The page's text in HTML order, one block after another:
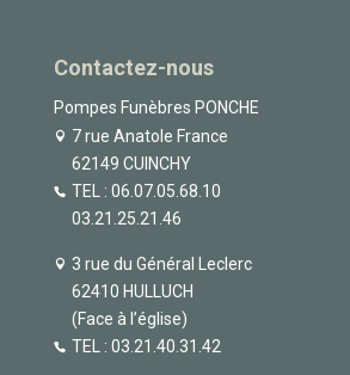
Contactez-nous
Pompes Funèbres PONCHE
7 rue Anatole France
62149 CUINCHY
TEL : 06.07.05.68.10
03.21.25.21.46
3 rue du Général Leclerc
62410 HULLUCH
(Face à l’église)
TEL : 03.21.40.31.42